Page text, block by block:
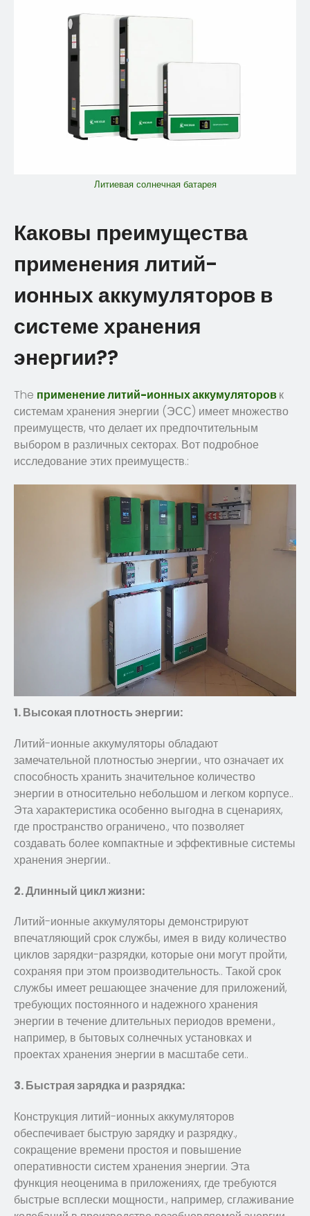
Литиевая солнечная батарея
Каковы преимущества
применения литий-
ионных аккумуляторов в
системе хранения
энергии??
The применение литий-ионных аккумуляторовк
системам хранения энергии (ЭСС) имеет множество
преимуществ, что делает их предпочтительным
выбором в различных секторах. Вот подробное
исследование этих преимуществ.:
1. Высокая плотность энергии:
Литий-ионные аккумуляторы обладают
замечательной плотностью энергии., что означает их
способность хранить значительное количество
энергии в относительно небольшом и легком корпусе..
Эта характеристика особенно выгодна в сценариях,
где пространство ограничено., что позволяет
создавать более компактные и эффективные системы
хранения энергии..
2. Длинный цикл жизни:
Литий-ионные аккумуляторы демонстрируют
впечатляющий срок службы, имея в виду количество
циклов зарядки-разрядки, которые они могут пройти,
сохраняя при этом производительность.. Такой срок
службы имеет решающее значение для приложений,
требующих постоянного и надежного хранения
энергии в течение длительных периодов времени.,
например, в бытовых солнечных установках и
проектах хранения энергии в масштабе сети..
3. Быстрая зарядка и разрядка:
Конструкция литий-ионных аккумуляторов
обеспечивает быструю зарядку и разрядку.,
сокращение времени простоя и повышение
оперативности систем хранения энергии. Эта
функция неоценима в приложениях, где требуются
быстрые всплески мощности., например, сглаживание